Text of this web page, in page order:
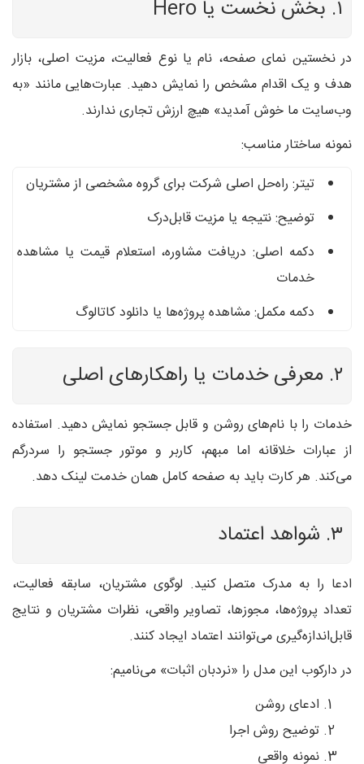
۱. بخش نخست یا Hero
در نخستین نمای صفحه، نام یا نوع فعالیت، مزیت اصلی، بازار
هدف و یک اقدام مشخص را نمایش دهید. عبارت‌هایی مانند «به
وب‌سایت ما خوش آمدید» هیچ ارزش تجاری ندارند.
نمونه ساختار مناسب:
تیتر: راه‌حل اصلی شرکت برای گروه مشخصی از مشتریان
توضیح: نتیجه یا مزیت قابل‌درک
دکمه اصلی: دریافت مشاوره، استعلام قیمت یا مشاهده
خدمات
دکمه مکمل: مشاهده پروژه‌ها یا دانلود کاتالوگ
۲. معرفی خدمات یا راهکارهای اصلی
خدمات را با نام‌های روشن و قابل جستجو نمایش دهید. استفاده
از عبارات خلاقانه اما مبهم، کاربر و موتور جستجو را سردرگم
می‌کند. هر کارت باید به صفحه کامل همان خدمت لینک دهد.
۳. شواهد اعتماد
ادعا را به مدرک متصل کنید. لوگوی مشتریان، سابقه فعالیت،
تعداد پروژه‌ها، مجوزها، تصاویر واقعی، نظرات مشتریان و نتایج
قابل‌اندازه‌گیری می‌توانند اعتماد ایجاد کنند.
در دارکوب این مدل را «نردبان اثبات» می‌نامیم:
ادعای روشن
توضیح روش اجرا
نمونه واقعی